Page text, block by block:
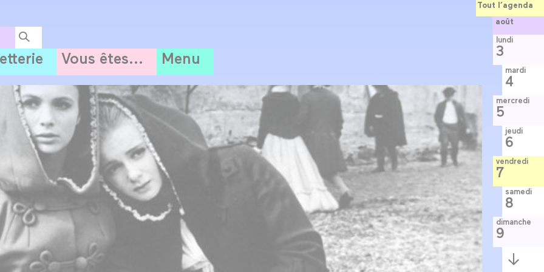
Vous êtes... Menu
Tout l’agenda
août
lundi
3
mardi
4
mercredi
5
jeudi
6
vendredi
7
samedi
8
dimanche
9
Semaine
suivante